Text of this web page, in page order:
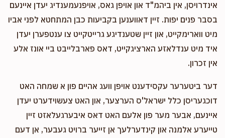
אינדרויסן, אין ביהמ"ד און אויפן גאס, אויפנעמענדיג יעדן איינעם
בסבר פנים יפות. זיין דאווענען בקביעות כבן המתחטא לפני אביו
מיט ווארימקייט, און זיין שטענדיגע גרייטקייט צו ענטפערן יעדן
איד מיט ענדלאזע הארציגקייט, דאס פארבלייבט ביי אונז אלע
אין זכרון.
דער ביטערער עקסידענט אויפן וועג אהיים פון א שמחה האט
דוכגעריסן כלל ישראל'ס הערצער, און האט צעשוידערט יעדן
איינעם, אבער מער פון אלעם האט דאס איבערגעלאזט זיין
טייערע אלמנה און קינדערלעך אן זייער ברויט געבער, אן דעם